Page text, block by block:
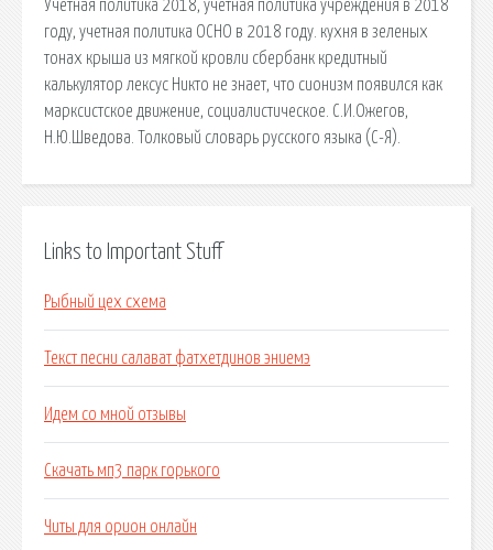
Учетная политика 2018, учетная политика учреждения в 2018
году, учетная политика ОСНО в 2018 году. кухня в зеленых
тонах крыша из мягкой кровли сбербанк кредитный
калькулятор лексус Никто не знает, что сионизм появился как
марксистское движение, социалистическое. С.И.Ожегов,
Н.Ю.Шведова. Толковый словарь русского языка (С-Я).
Links to Important Stuff
Рыбный цех схема
Текст песни салават фатхетдинов эниемэ
Идем со мной отзывы
Скачать мп3 парк горького
Читы для орион онлайн